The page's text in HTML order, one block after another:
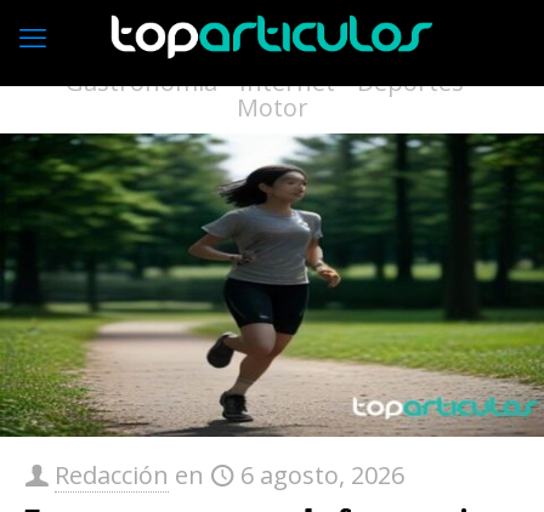
Economía Empresas Vivienda
Moda Turismo Medio ambiente
Gastronomía Internet Deportes
Motor
Redacción en 6 agosto, 2026